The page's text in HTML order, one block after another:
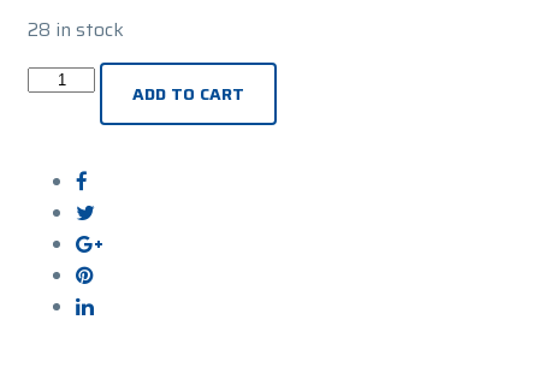
28 in stock
PIRELLI
(MO)
215/45R18
93V
Zimska
ADD TO CART